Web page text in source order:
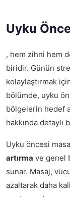
Uyku
, hem zihni hem
biridir. Günün
kolaylaştırmak
bölümde, uyku
bölgelerin hedef
hakkında detaylı
Uyku öncesi
artırma ve genel
sunar. Masaj,
azaltarak daha